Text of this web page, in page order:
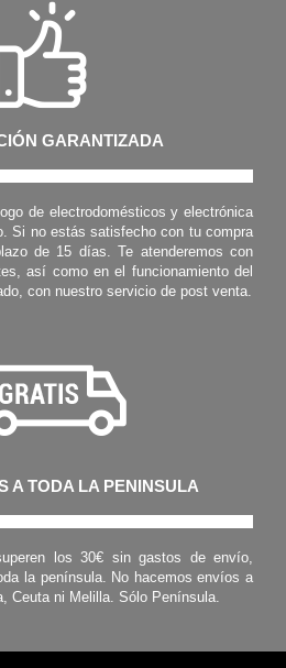
GARANTIZADA
de electrodomésticos y electrónica
Si no estás satisfecho con tu compra
de 15 días. Te atenderemos con
así como en el funcionamiento del
con nuestro servicio de post venta.
A TODA LA PENINSULA
los 30€ sin gastos de envío,
la península. No hacemos envíos a
Ceuta ni Melilla. Sólo Península.